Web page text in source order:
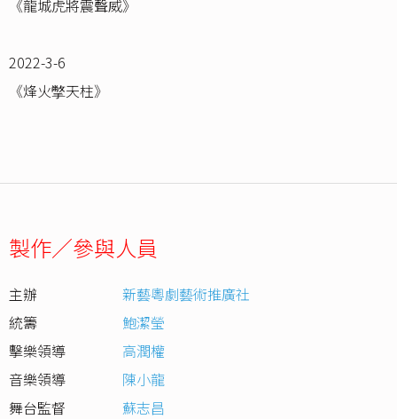
《龍城虎將震聲威》
2022-3-6
《烽火撆天柱》
製作／參與人員
主辦
新藝粵劇藝術推廣社
統籌
鮑潔瑩
擊樂領導
高潤權
音樂領導
陳小龍
舞台監督
蘇志昌